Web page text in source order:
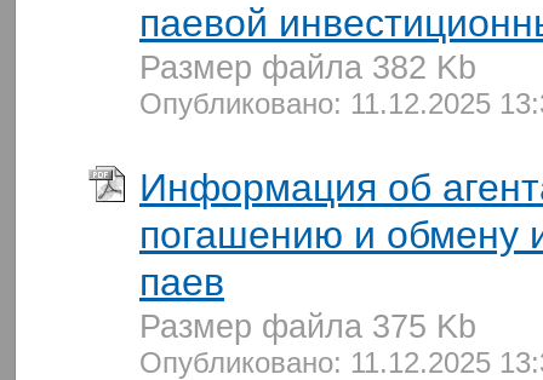
паевой
Размер файла 382 Kb
Опубликовано: 11.12.2025
Информация об
погашению и обмену
паев
Размер файла 375 Kb
Опубликовано: 11.12.2025